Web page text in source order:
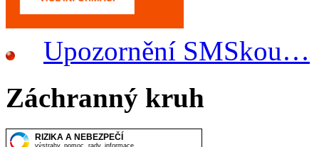
Upozornění SMSkou…
Záchranný kruh